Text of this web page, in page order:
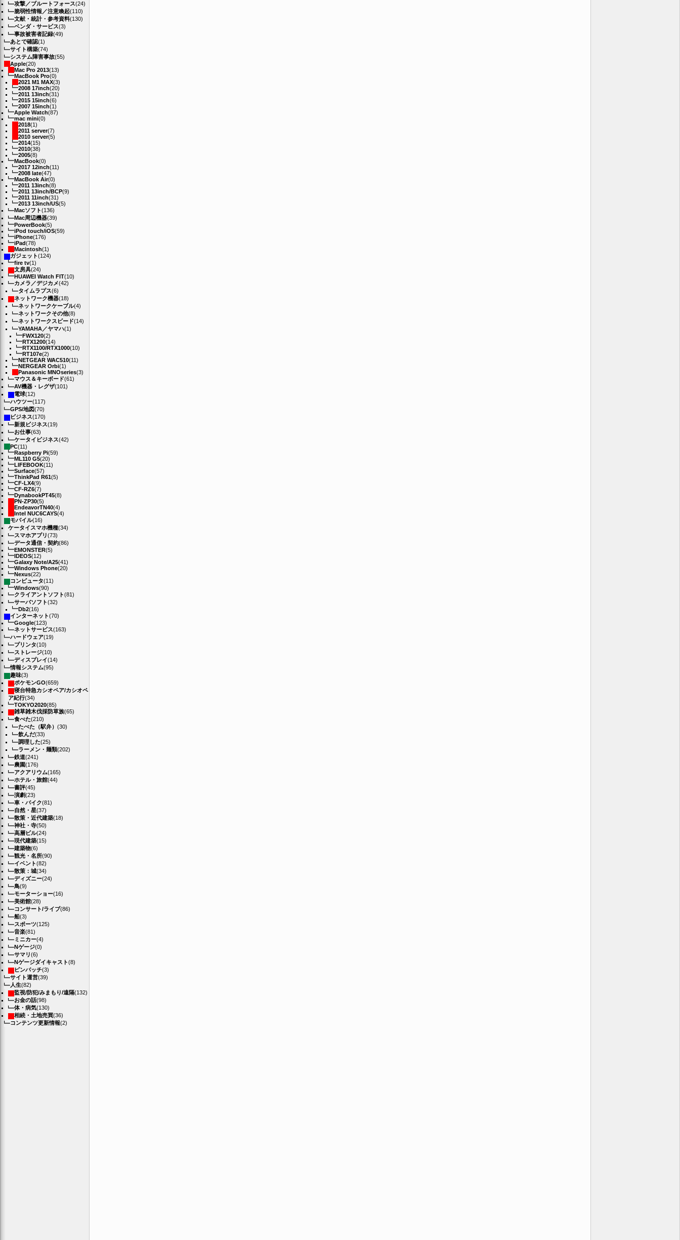
攻撃／ブルートフォース(24)
脆弱性情報／注意喚起(110)
文献・統計・参考資料(130)
ベンダ・サービス(3)
事故被害者記録(49)
あとで確認(1)
サイト構築(74)
システム障害事故(55)
Apple(20)
Mac Pro 2013(13)
MacBook Pro(0)
2021 M1 MAX(3)
2008 17inch(20)
2011 13inch(31)
2015 15inch(6)
2007 15inch(1)
Apple Watch(87)
mac mini(0)
2018(1)
2011 server(7)
2010 server(5)
2014(15)
2010(38)
2005(8)
MacBook(0)
2017 12inch(11)
2008 late(47)
MacBook Air(0)
2011 13inch(8)
2011 13inch/BCP(9)
2011 11inch(31)
2013 13inch/US(5)
Macソフト(136)
Mac周辺機器(39)
PowerBook(5)
iPod touch/iOS(59)
iPhone(176)
iPad(78)
Macintosh(1)
ガジェット(124)
fire tv(1)
文房具(24)
HUAWEI Watch FIT(10)
カメラ／デジカメ(42)
タイムラプス(6)
ネットワーク機器(18)
ネットワークケーブル(4)
ネットワークその他(8)
ネットワークスピード(14)
YAMAHA／ヤマハ(1)
FWX120(2)
RTX1200(14)
RTX1100/RTX1000(10)
RT107e(2)
NETGEAR WAC510(11)
NERGEAR Orbi(1)
Panasonic MNOseries(3)
マウス＆キーボード(61)
AV機器・レグザ(101)
電球(12)
ハウツー(117)
GPS/地図(70)
ビジネス(170)
新規ビジネス(19)
お仕事(63)
ケータイビジネス(42)
PC(11)
Raspberry Pi(59)
ML110 G5(20)
LIFEBOOK(11)
Surface(57)
ThinkPad R61(5)
CF-LX4(9)
CF-RZ6(7)
DynabookPT45(8)
PN-ZP30(5)
EndeavorTN40(4)
Intel NUC6CAYS(4)
モバイル(16)
ケータイスマホ機種(34)
スマホアプリ(73)
データ通信・契約(86)
EMONSTER(5)
IDEOS(12)
Galaxy Note/A25(41)
Windows Phone(20)
Nexus(22)
コンピュータ(11)
Windows(90)
クライアントソフト(81)
サーバソフト(32)
Db2(16)
インターネット(70)
Google(123)
ネットサービス(163)
ハードウェア(19)
プリンタ(10)
ストレージ(10)
ディスプレイ(14)
情報システム(95)
趣味(3)
ポケモンGO(659)
寝台特急カシオペア/カシオペ
ア紀行(34)
TOKYO2020(85)
雑草雑木伐採防草族(65)
食べた(210)
たべた（駅弁） (30)
飲んだ(33)
調理した(25)
ラーメン・麺類(202)
鉄道(241)
農園(176)
アクアリウム(165)
ホテル・旅館(44)
書評(45)
演劇(23)
車・バイク(81)
自然・星(37)
散策・近代建築(18)
神社・寺(50)
高層ビル(24)
現代建築(15)
建築物(6)
観光・名所(90)
イベント(82)
散策：城(34)
ディズニー(24)
鳥(9)
モーターショー(16)
美術館(28)
コンサート/ライブ(86)
船(3)
スポーツ(125)
音楽(81)
ミニカー(4)
Nゲージ(0)
サマリ(6)
Nゲージダイキャスト(8)
ピンバッチ(3)
サイト運営(39)
人生(82)
監視/防犯/みまもり/遠隔(132)
お金の話(98)
体・病気(130)
相続・土地売買(36)
コンテンツ更新情報(2)